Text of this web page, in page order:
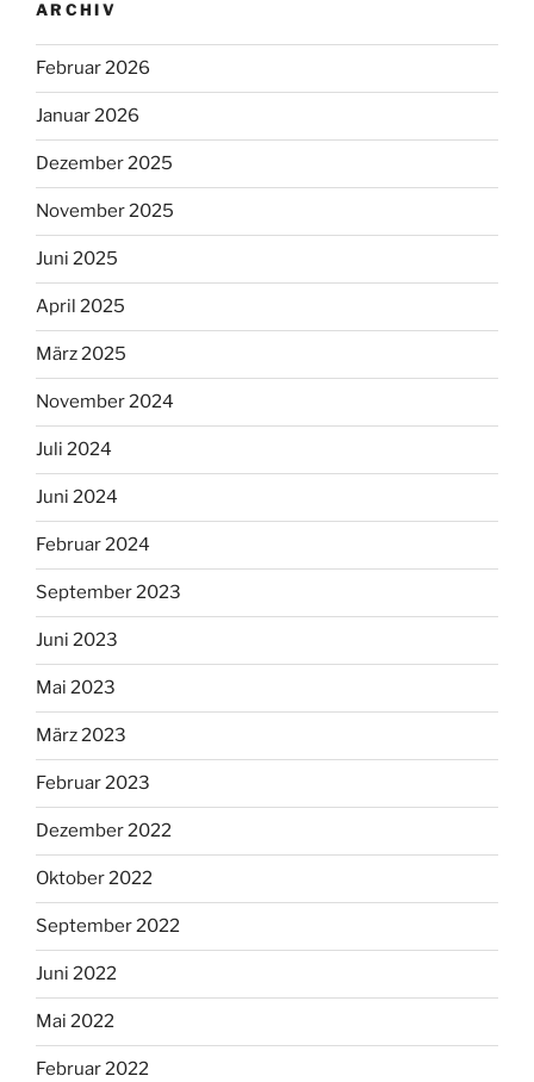
ARCHIV
Februar 2026
Januar 2026
Dezember 2025
November 2025
Juni 2025
April 2025
März 2025
November 2024
Juli 2024
Juni 2024
Februar 2024
September 2023
Juni 2023
Mai 2023
März 2023
Februar 2023
Dezember 2022
Oktober 2022
September 2022
Juni 2022
Mai 2022
Februar 2022